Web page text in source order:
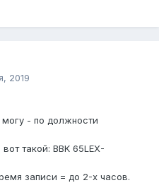
2019
могу - по должности
такой: BBK 65LEX-
записи = до 2-х часов.